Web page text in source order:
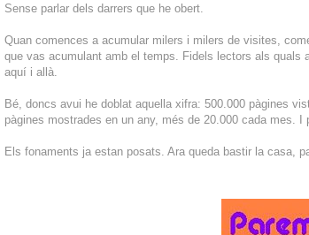
Sense parlar dels darrers que he obert.
Quan comences a acumular milers i milers de visites,
que vas acumulant amb el temps. Fidels lectors als
aquí i allà.
Bé, doncs avui he doblat aquella xifra: 500.000 pàgines
pàgines mostrades en un any, més de 20.000 cada mes. I
Els fonaments ja estan posats. Ara queda bastir la casa,